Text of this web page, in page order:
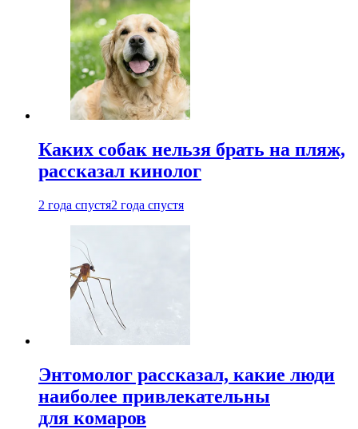
Каких собак нельзя брать на пляж,
рассказал кинолог
2 года спустя2 года спустя
Энтомолог рассказал, какие люди
наиболее привлекательны
для комаров